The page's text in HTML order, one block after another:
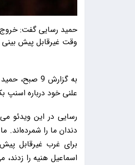
وقت غیرقابل پیش بینی
به گزارش 9
علنی خود درباره اسنپ
رسایی در این ویدئو
دندان ما را شمرده‌اند.
برای غرب غیرقابل
اسماعیل هنیه را